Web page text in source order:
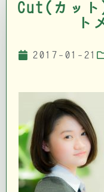
Cut(カッ
ト
2017-01-21